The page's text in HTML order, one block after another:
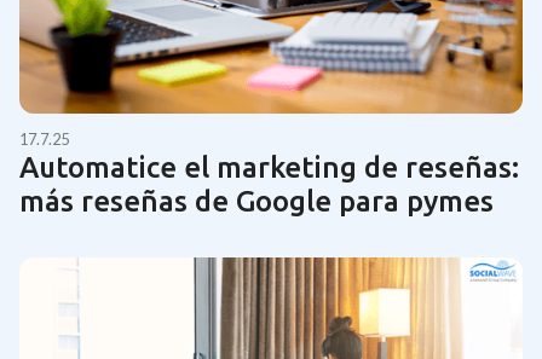
17.7.25
Automatice el marketing de reseñas:
más reseñas de Google para pymes